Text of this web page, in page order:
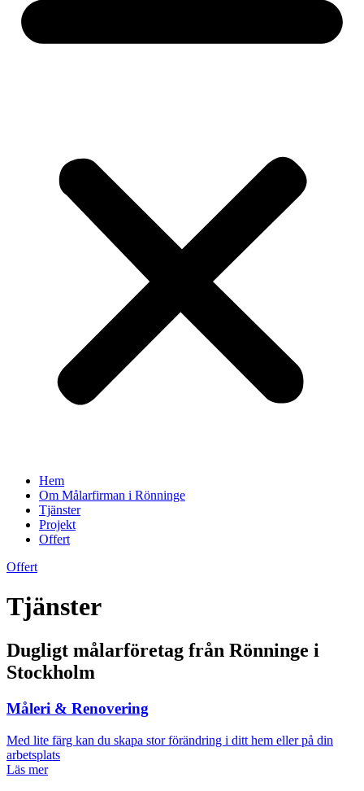
Hem
Om Målarfirman i Rönninge
Tjänster
Projekt
Offert
Offert
Tjänster
Dugligt målarföretag från Rönninge i
Stockholm
Måleri & Renovering
Med lite färg kan du skapa stor förändring i ditt hem eller på din
arbetsplats
Läs mer